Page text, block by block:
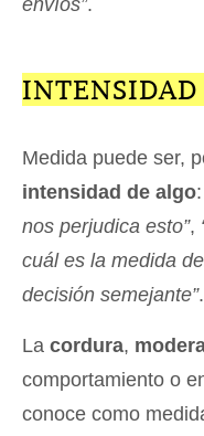
envíos”.
INTENSIDAD
Medida puede ser,
intensidad de algo:
nos perjudica esto”,
cuál es la medida
decisión semejante”.
La cordura,
comportamiento o
conoce como